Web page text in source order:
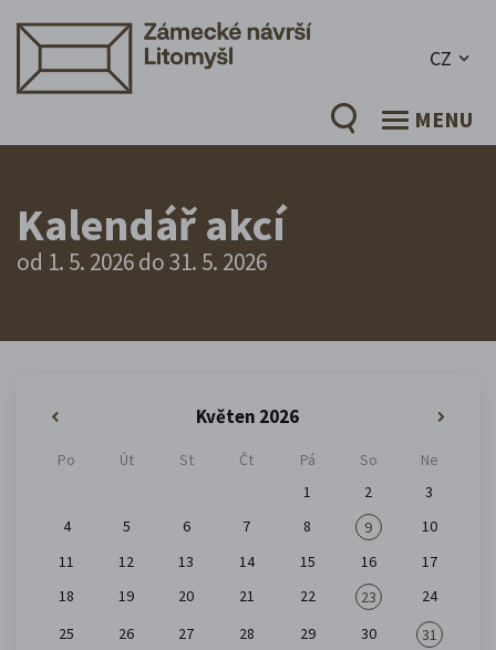
CZ
MENU
Kalendář akcí
od 1. 5. 2026 do 31. 5. 2026
Květen 2026
Po Út St Čt Pá So
Ne
1
2
3
4
5 6 7 8 9
10
11
12 13 14 15 16
17
18
19 20 21 22 23
24
25
26 27 28 29 30 31